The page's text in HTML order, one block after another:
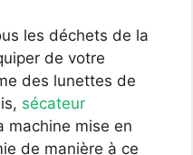
les déchets de la
de votre
des lunettes de
sécateur
machine mise en
de manière à ce